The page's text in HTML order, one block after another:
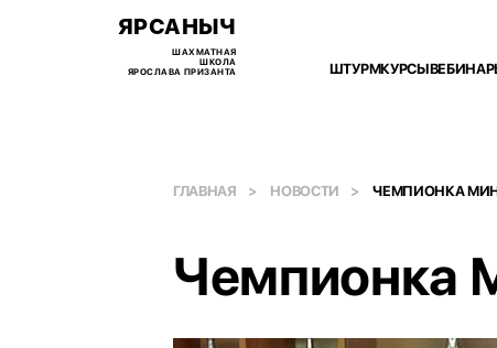
ЯРСАНЫЧ
ШАХМАТНАЯ
ШКОЛА
ЯРОСЛАВА ПРИЗАНТА
ШТУРМКУРСЫ
ГЛАВНАЯ НОВОСТИ ЧЕМПИОНКА
Чемпионка